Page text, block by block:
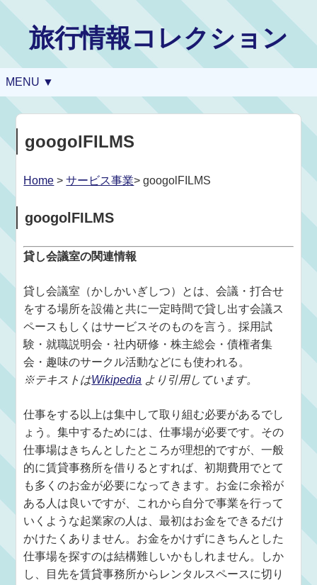
旅行情報コレクション
MENU ▼
googolFILMS
Home >サービス事業> googolFILMS
googolFILMS
貸し会議室の関連情報
貸し会議室（かしかいぎしつ）とは、会議・打合せ
をする場所を設備と共に一定時間で貸し出す会議ス
ペースもしくはサービスそのものを言う。採用試
験・就職説明会・社内研修・株主総会・債権者集
会・趣味のサークル活動などにも使われる。
※テキストはWikipedia より引用しています。
仕事をする以上は集中して取り組む必要があるでし
ょう。集中するためには、仕事場が必要です。その
仕事場はきちんとしたところが理想的ですが、一般
的に賃貸事務所を借りるとすれば、初期費用でとて
も多くのお金が必要になってきます。お金に余裕が
ある人は良いですが、これから自分で事業を行って
いくような起業家の人は、最初はお金をできるだけ
かけたくありません。お金をかけずにきちんとした
仕事場を探すのは結構難しいかもしれません。しか
し、目先を賃貸事務所からレンタルスペースに切り